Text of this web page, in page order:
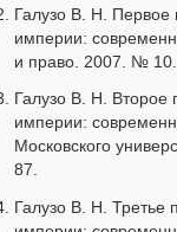
Галузо B. Н. Первое
империи:
и право. 2007. №
Галузо В. Н. Второе
империи:
Московского
87.
Галузо В. Н. Третье